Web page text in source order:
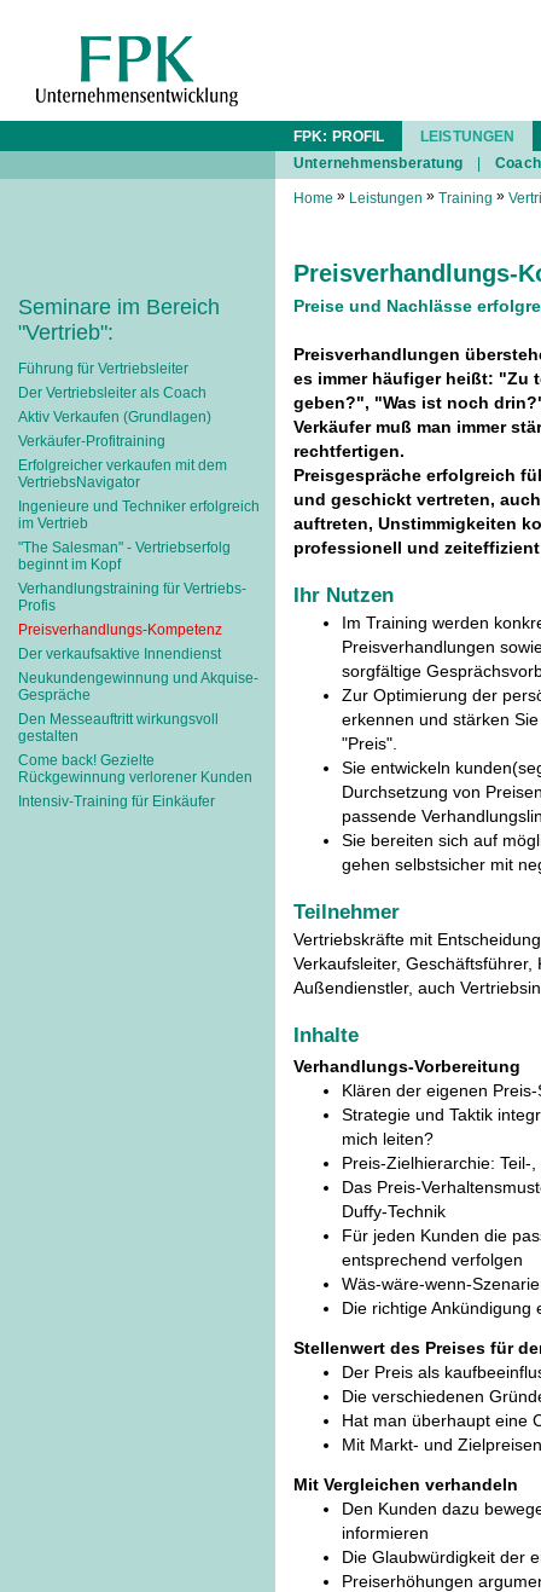
Seminare im Bereich
"Vertrieb":
Führung für Vertriebsleiter
Der Vertriebsleiter als Coach
Aktiv Verkaufen (Grundlagen)
Verkäufer-Profitraining
Erfolgreicher verkaufen mit dem
VertriebsNavigator
Ingenieure und Techniker erfolgreich
im Vertrieb
"The Salesman" - Vertriebserfolg
beginnt im Kopf
Verhandlungstraining für Vertriebs-
Profis
Preisverhandlungs-Kompetenz
Der verkaufsaktive Innendienst
Neukundengewinnung und Akquise-
Gespräche
Den Messeauftritt wirkungsvoll
gestalten
Come back! Gezielte
Rückgewinnung verlorener Kunden
Intensiv-Training für Einkäufer
FPK: PROFIL
LEISTUNGEN
Unternehmensberatung
Home » Leistungen » Training »
Preisverhandlungs-
Preise und Nachlässe
Preisverhandlungen
es immer häufiger heißt: "Zu
geben?", "Was ist noch
Verkäufer muß man immer
rechtfertigen.
Preisgespräche erfolgreich
und geschickt vertreten,
auftreten, Unstimmigkeiten
professionell und
Ihr Nutzen
Im Training werden
Preisverhandlungen
sorgfältige
Zur Optimierung der
erkennen und stärken
"Preis".
Sie entwickeln
Durchsetzung von
passende
Sie bereiten sich auf
gehen selbstsicher mit
Teilnehmer
Vertriebskräfte mit
Verkaufsleiter,
Außendienstler, auch
Inhalte
Verhandlungs-Vorbereitung
Klären der eigenen
Strategie und Taktik
mich leiten?
Preis-Zielhierarchie: Teil-
Das Preis-
Duffy-Technik
Für jeden Kunden die
entsprechend verfolgen
Wäs-wäre-wenn-
Die richtige Ankündigung
Stellenwert des Preises für
Der Preis als
Die verschiedenen
Hat man überhaupt eine
Mit Markt- und
Mit Vergleichen verhandeln
Den Kunden dazu
informieren
Die Glaubwürdigkeit der
Preiserhöhungen